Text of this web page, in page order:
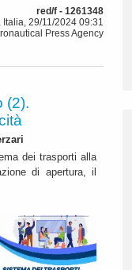
red/f - 1261348
Italia, 29/11/2024 09:31
Press Agency
(2).
dei trasporti alla
di apertura, il